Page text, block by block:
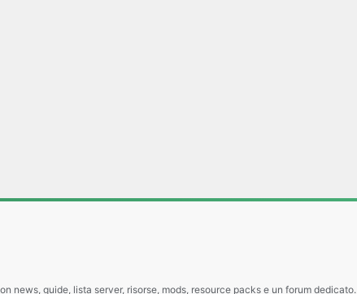
news, guide, lista server, risorse, mods, resource packs e un forum dedicato.